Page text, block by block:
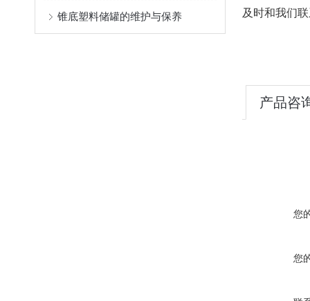
锥底塑料储罐的维护与保养
及时和我们
产品咨
您
您